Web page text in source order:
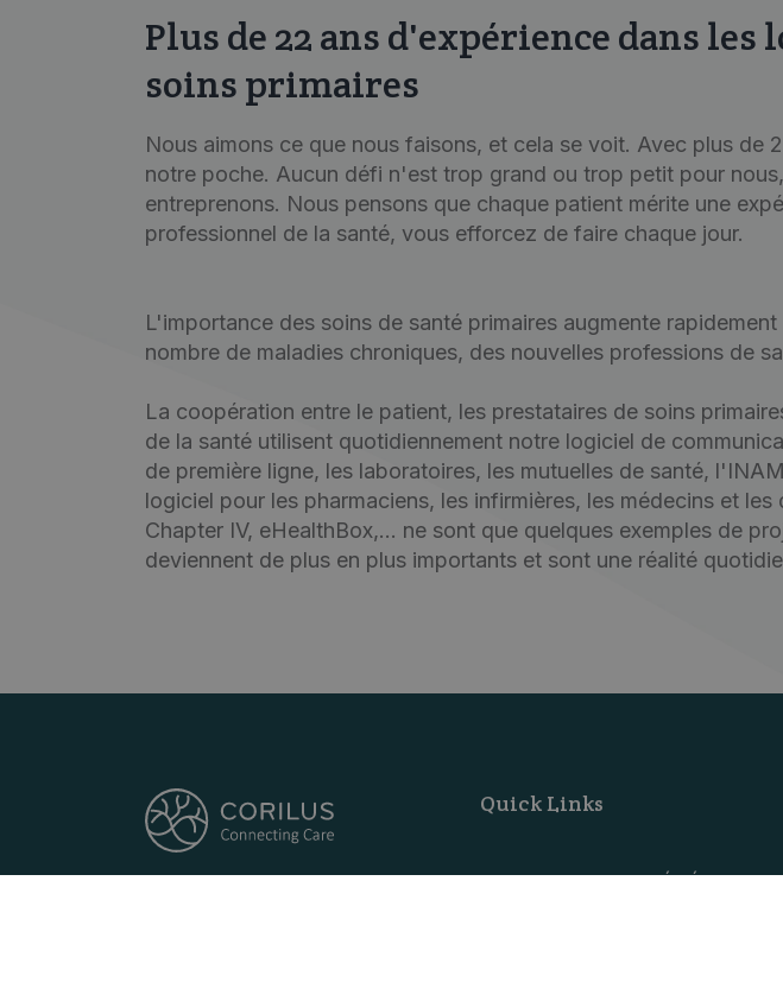
Plus de 22 ans d'expérience dans
soins primaires
Nous aimons ce que nous faisons, et cela se voit. Avec plus
notre poche. Aucun défi n'est trop grand ou trop petit pour
entreprenons. Nous pensons que chaque patient mérite une
professionnel de la santé, vous efforcez de faire chaque jour.
L'importance des soins de santé primaires augmente
nombre de maladies chroniques, des nouvelles professions de
La coopération entre le patient, les prestataires de soins
de la santé utilisent quotidiennement notre logiciel de
de première ligne, les laboratoires, les mutuelles de santé,
logiciel pour les pharmaciens, les infirmières, les médecins et
Chapter IV, eHealthBox,... ne sont que quelques exemples de
deviennent de plus en plus importants et sont une réalité
Quick Links
CONDITIONS GÉNÉRALES